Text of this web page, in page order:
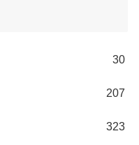
30
207
323